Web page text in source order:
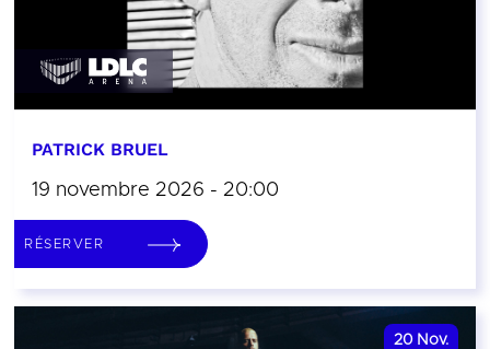
PATRICK BRUEL
19 novembre 2026 - 20:00
RÉSERVER
20 Nov.